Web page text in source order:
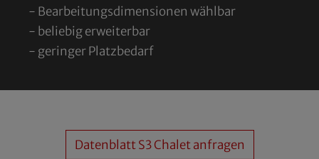
- Bearbeitungsdimensionen wählbar
- beliebig erweiterbar
- geringer Platzbedarf
Datenblatt S3 Chalet anfragen